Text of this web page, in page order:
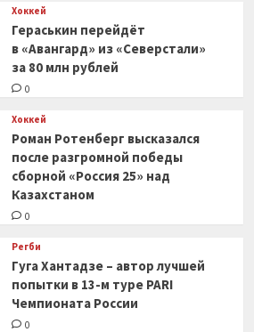
Хоккей
Гераськин перейдёт
в «Авангард» из «Северстали»
за 80 млн рублей
0
Хоккей
Роман Ротенберг высказался
после разгромной победы
сборной «Россия 25» над
Казахстаном
0
Регби
Гуга Хантадзе – автор лучшей
попытки в 13-м туре PARI
Чемпионата России
0